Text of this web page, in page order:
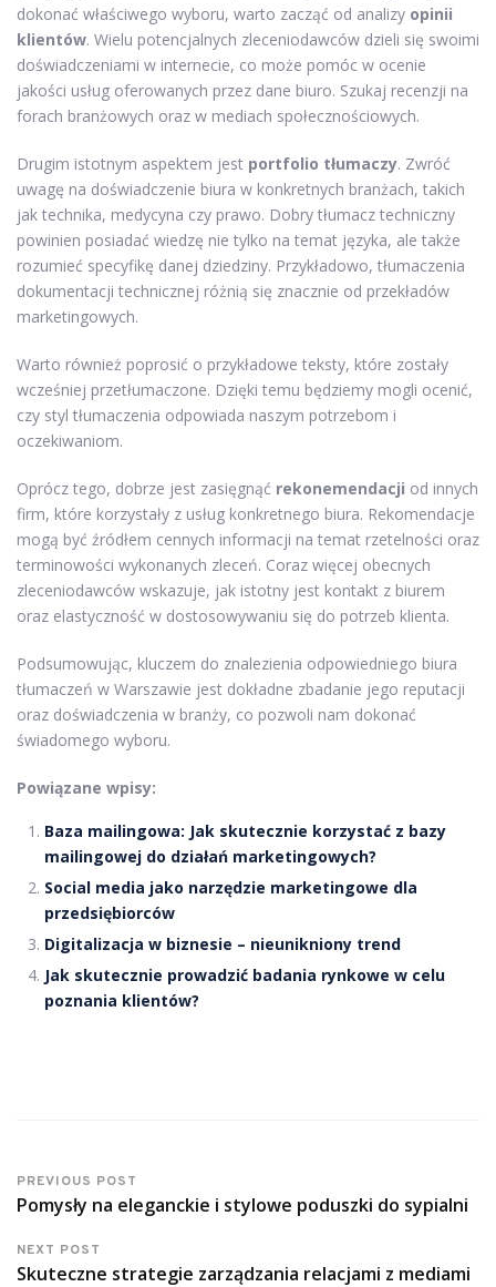
dokonać właściwego wyboru, warto zacząć od analizy opinii
klientów. Wielu potencjalnych zleceniodawców dzieli się swoimi
doświadczeniami w internecie, co może pomóc w ocenie
jakości usług oferowanych przez dane biuro. Szukaj recenzji na
forach branżowych oraz w mediach społecznościowych.
Drugim istotnym aspektem jest portfolio tłumaczy. Zwróć
uwagę na doświadczenie biura w konkretnych branżach, takich
jak technika, medycyna czy prawo. Dobry tłumacz techniczny
powinien posiadać wiedzę nie tylko na temat języka, ale także
rozumieć specyfikę danej dziedziny. Przykładowo, tłumaczenia
dokumentacji technicznej różnią się znacznie od przekładów
marketingowych.
Warto również poprosić o przykładowe teksty, które zostały
wcześniej przetłumaczone. Dzięki temu będziemy mogli ocenić,
czy styl tłumaczenia odpowiada naszym potrzebom i
oczekiwaniom.
Oprócz tego, dobrze jest zasięgnąć rekonemendacji od innych
firm, które korzystały z usług konkretnego biura. Rekomendacje
mogą być źródłem cennych informacji na temat rzetelności oraz
terminowości wykonanych zleceń. Coraz więcej obecnych
zleceniodawców wskazuje, jak istotny jest kontakt z biurem
oraz elastyczność w dostosowywaniu się do potrzeb klienta.
Podsumowując, kluczem do znalezienia odpowiedniego biura
tłumaczeń w Warszawie jest dokładne zbadanie jego reputacji
oraz doświadczenia w branży, co pozwoli nam dokonać
świadomego wyboru.
Powiązane wpisy:
Baza mailingowa: Jak skutecznie korzystać z bazy
mailingowej do działań marketingowych?
Social media jako narzędzie marketingowe dla
przedsiębiorców
Digitalizacja w biznesie – nieunikniony trend
Jak skutecznie prowadzić badania rynkowe w celu
poznania klientów?
PREVIOUS POST
Pomysły na eleganckie i stylowe poduszki do sypialni
NEXT POST
Skuteczne strategie zarządzania relacjami z mediami